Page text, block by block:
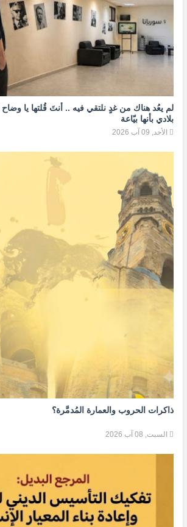
لم يعُد هناك من غدٍ نلتقي فيه .. أنتَ قُلتها يا
بلادي بأنها بيّاعة
الأحد, 09 آب 2026
ذاكرات الحروب والعمارة المُدمَّرة؟
السبت, 08 آب 2026